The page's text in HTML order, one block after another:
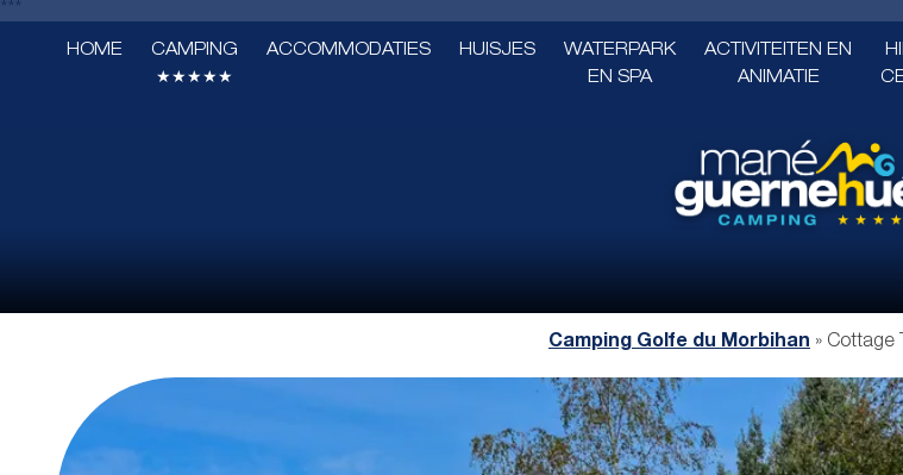
HOME
CAMPING
★★★★★
ACCOMMODATIES HUISJES
WATERPARK
EN SPA
ACTIVITEITEN EN
ANIMATIE
Camping Golfe du Morbihan » Cottage